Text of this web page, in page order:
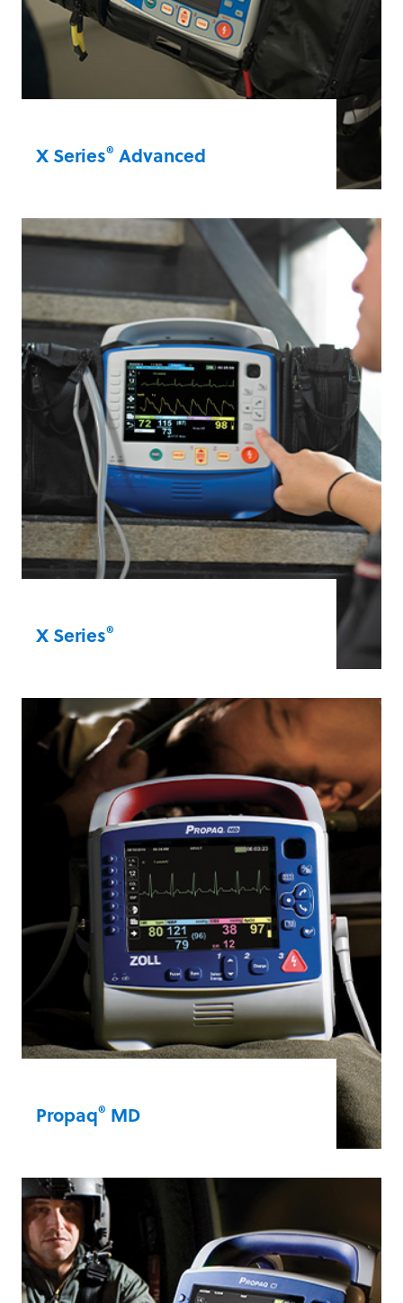
X Series® Advanced
zuvor mit den neuesten ZOLL-
Technologien, einschließlich Real BVM
Help®, das Ersthelfer bei einer
hochwertigen manuellen Beatmung
unterstützt.
X Series® Advanced
X Series®
Ersthelfer und Krankenhaustransporte. Es
handelt sich um einen extrem robusten,
leichten Monitor/Defibrillator mit
Stimulations- und erweiterten
Überwachungsfunktionen in einem
kompakten Paket.
X Series®
Propaq® MD
flugtauglichen, leichten und robusten
Monitor/Defibrillator benötigen, ist der
Propaq® MD die richtige Wahl. Mit einer
einzigen Akkuladung bietet er bis zu sechs
Stunden erweiterte